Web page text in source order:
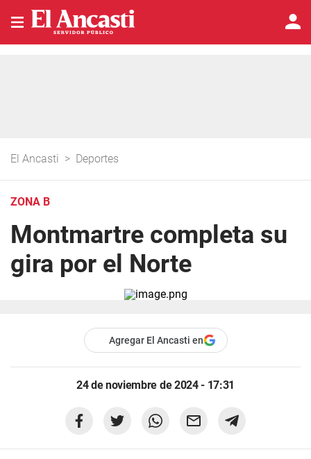
El Ancasti > Deportes
ZONA B
Montmartre completa su
gira por el Norte
Agregar El Ancasti en
24 de noviembre de 2024 - 17:31